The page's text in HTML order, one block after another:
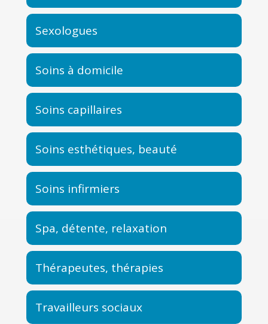
Sexologues
Soins à domicile
Soins capillaires
Soins esthétiques, beauté
Soins infirmiers
Spa, détente, relaxation
Thérapeutes, thérapies
Travailleurs sociaux